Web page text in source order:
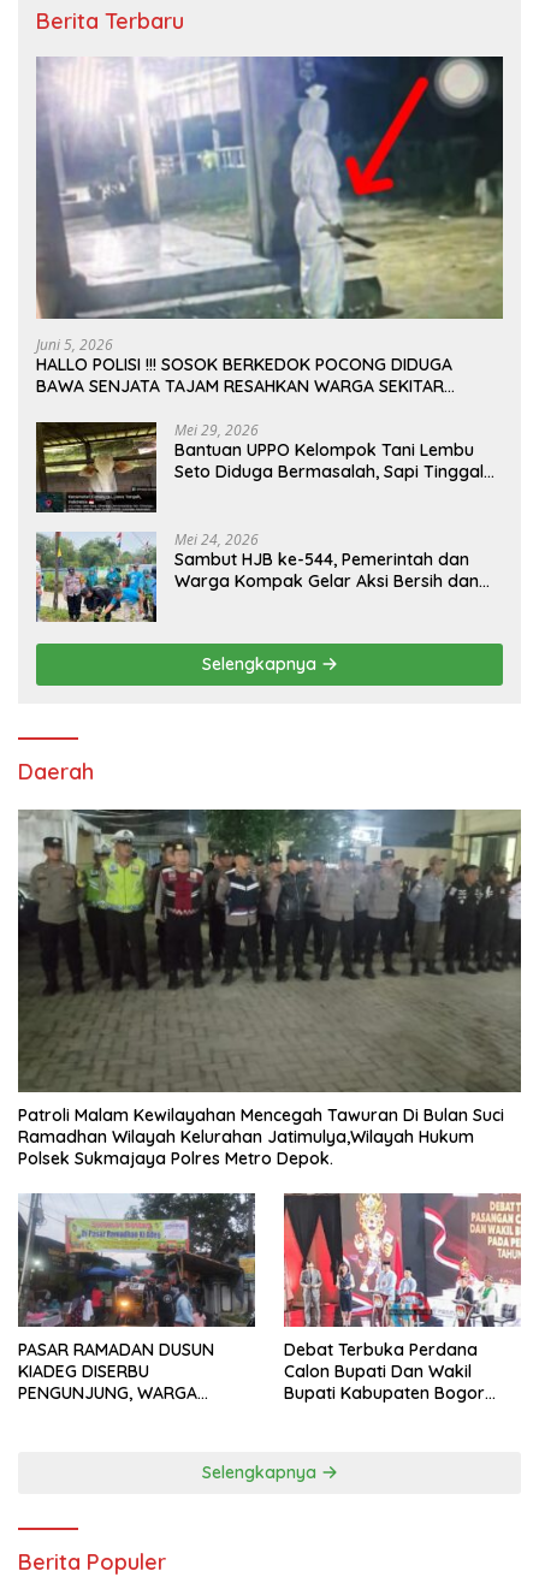
Berita Terbaru
Juni 5, 2026
HALLO POLISI !!! SOSOK BERKEDOK POCONG DIDUGA
BAWA SENJATA TAJAM RESAHKAN WARGA SEKITAR
Mei 29, 2026
Bantuan UPPO Kelompok Tani Lembu
Seto Diduga Bermasalah, Sapi Tinggal
Mei 24, 2026
Sambut HJB ke-544, Pemerintah dan
Warga Kompak Gelar Aksi Bersih dan
Selengkapnya
Daerah
Patroli Malam Kewilayahan Mencegah Tawuran Di Bulan Suci
Ramadhan Wilayah Kelurahan Jatimulya,Wilayah Hukum
Polsek Sukmajaya Polres Metro Depok.
PASAR RAMADAN DUSUN
KIADEG DISERBU
PENGUNJUNG, WARGA
Debat Terbuka Perdana
Calon Bupati Dan Wakil
Bupati Kabupaten Bogor
Selengkapnya
Berita Populer